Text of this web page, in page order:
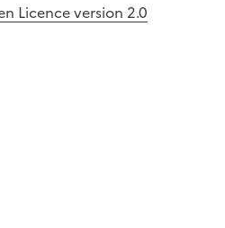
Licence version 2.0